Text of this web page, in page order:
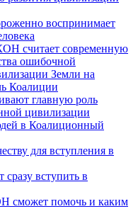
воспринимает
считает современную
ошибочной
Земли на
Коалиции
главную роль
цивилизации
в Коалиционный
для вступления в
вступить в
сможет помочь и каким